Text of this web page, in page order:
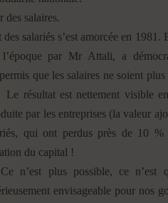
des salaires.
salariés s’est amorcée en 1981.
par Mr Attali, a
que les salaires ne soient plus
résultat est nettement visible
par les entreprises (la valeur
qui ont perdus près de 10 %
du capital !
n’est plus possible, ce n’est
envisageable pour nos